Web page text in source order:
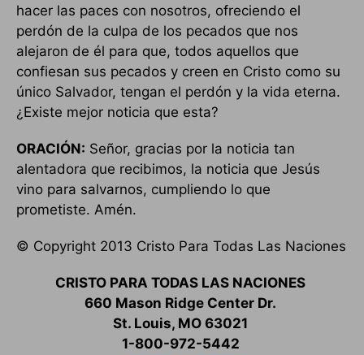
hacer las paces con nosotros, ofreciendo el
perdón de la culpa de los pecados que nos
alejaron de él para que, todos aquellos que
confiesan sus pecados y creen en Cristo como su
único Salvador, tengan el perdón y la vida eterna.
¿Existe mejor noticia que esta?
ORACIÓN: Señor, gracias por la noticia tan
alentadora que recibimos, la noticia que Jesús
vino para salvarnos, cumpliendo lo que
prometiste. Amén.
© Copyright 2013 Cristo Para Todas Las Naciones
CRISTO PARA TODAS LAS NACIONES
660 Mason Ridge Center Dr.
St. Louis, MO 63021
1-800-972-5442